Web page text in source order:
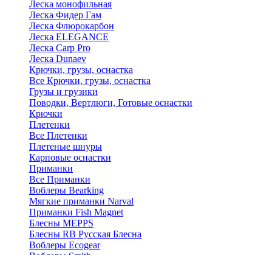
Леска монофильная
Леска Фидер Гам
Леска Флюрокарбон
Леска ELEGANCE
Леска Carp Pro
Леска Dunaev
Крючки, грузы, оснастка
Все Крючки, грузы, оснастка
Грузы и грузики
Поводки, Вертлюги, Готовые оснастки
Крючки
Плетенки
Все Плетенки
Плетеные шнуры
Карповые оснастки
Приманки
Все Приманки
Воблеры Bearking
Мягкие приманки Narval
Приманки Fish Magnet
Блесны MEPPS
Блесны RB Русская Блесна
Воблеры Ecogear